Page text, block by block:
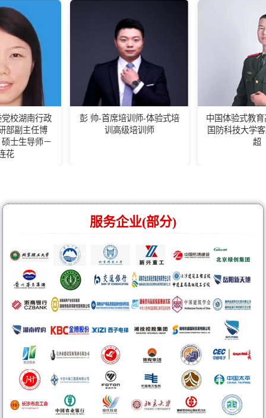
彭 帅-首席培训师-体验式培
训高级培训师
中国体验式教育高级培训师-
国防科技大学客座教练王佰
服务企业(部分)